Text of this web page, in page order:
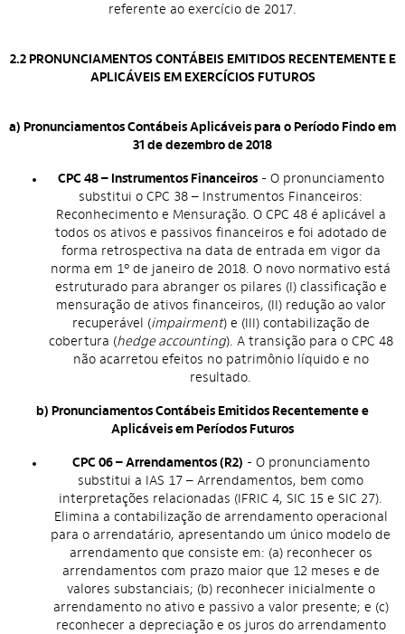
referente ao exercício de 2017.
2.2 PRONUNCIAMENTOS CONTÁBEIS EMITIDOS RECENTEMENTE E
APLICÁVEIS EM EXERCÍCIOS FUTUROS
a) Pronunciamentos Contábeis Aplicáveis para o Período Findo em
31 de dezembro de 2018
CPC 48 – Instrumentos Financeiros- O pronunciamento
substitui o CPC 38 – Instrumentos Financeiros:
Reconhecimento e Mensuração. O CPC 48 é aplicável a
todos os ativos e passivos financeiros e foi adotado de
forma retrospectiva na data de entrada em vigor da
norma em 1º de janeiro de 2018. O novo normativo está
estruturado para abranger os pilares (I) classificação e
mensuração de ativos financeiros, (II) redução ao valor
recuperável (impairment) e (III) contabilização de
cobertura (hedge accounting). A transição para o CPC 48
não acarretou efeitos no patrimônio líquido e no
resultado.
b) Pronunciamentos Contábeis Emitidos Recentemente e
Aplicáveis em Períodos Futuros
CPC 06 – Arrendamentos (R2) - O pronunciamento
substitui a IAS 17 – Arrendamentos, bem como
interpretações relacionadas (IFRIC 4, SIC 15 e SIC 27).
Elimina a contabilização de arrendamento operacional
para o arrendatário, apresentando um único modelo de
arrendamento que consiste em: (a) reconhecer os
arrendamentos com prazo maior que 12 meses e de
valores substanciais; (b) reconhecer inicialmente o
arrendamento no ativo e passivo a valor presente; e (c)
reconhecer a depreciação e os juros do arrendamento